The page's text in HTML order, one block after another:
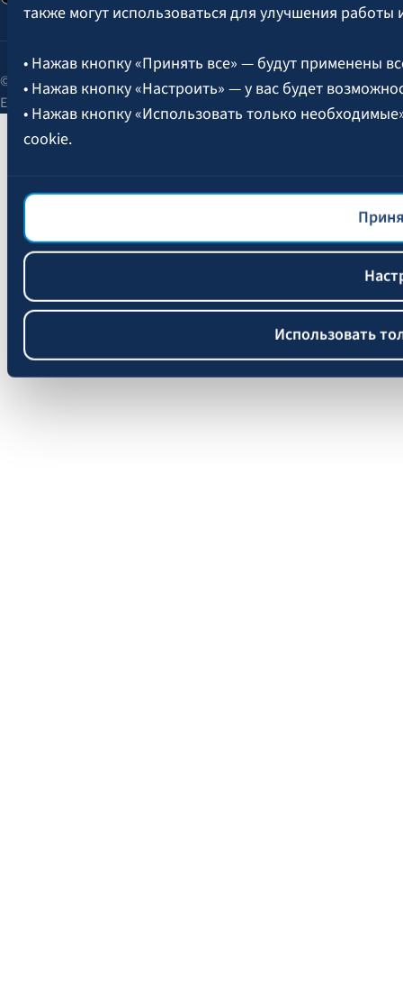
также могут использоваться для улучшения работы
• Нажав кнопку «Принять все» — будут применены
• Нажав кнопку «Настроить» — у вас будет
• Нажав кнопку «Использовать только
cookie.
Более подробная информация об управлении
Использовать
© 2026 AAS BALTA | улица Сканстес 25, Рига, LV-1013, Латвия.
Единый рег. № 40003049409.